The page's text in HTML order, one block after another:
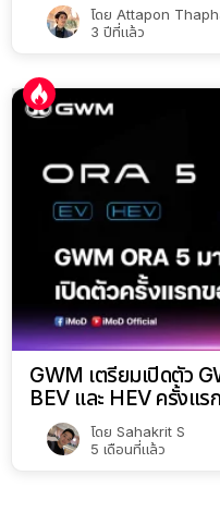
โดย Attapon
3 ปีที่แล้ว
GWM เตรียมเปิดตัว
BEV และ HEV ครั้งแ
โดย Sahakrit S
5 เดือนที่แล้ว